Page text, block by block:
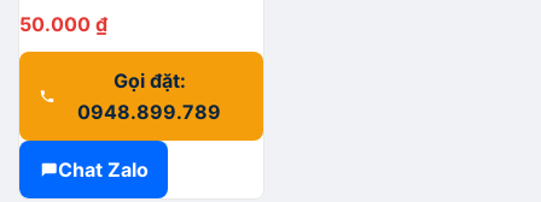
50.000 ₫
Gọi đặt:
0948.899.789
Chat Zalo